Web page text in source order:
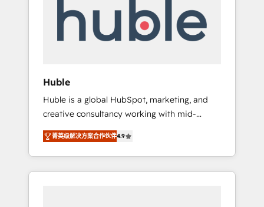
API Integration project... ⬅️ Click "Contact
Business" ⬅️ to access 150+ Kickstart
Paypal 💰 Sage or Netsuite 🤖 Google or
Microsoft ✍️ DocuSign or PandaDoc 🌐
Avalara or Quaderno HubSnacks holds the
rare Advanced "Custom Integrations"
Accreditation, securely sync data across... 🔄
any apps, in any direction. Stuck on your old
CRM..? Migrate | seamlessly off your old CRM
Huble
Huble is a global HubSpot, marketing, and
creative consultancy working with mid-
market and enterprise businesses. We go
beyond implementation, shaping the
strategy, processes, and teams that turn
HubSpot into a genuine growth engine.
菁英级解决方案合作伙伴4.9